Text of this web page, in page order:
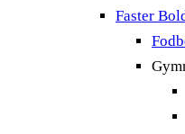
Faster